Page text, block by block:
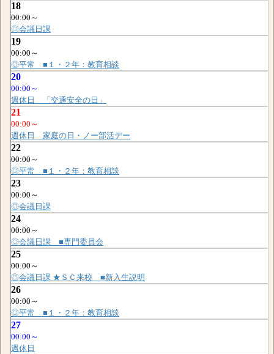
18
00:00～
◎会議日課
19
00:00～
◎平常 ■１・２年：教育相談
20
00:00～
週休日 「交通安全の日」
21
00:00～
週休日 家庭の日・ノー部活デー
22
00:00～
◎平常 ■１・２年：教育相談
23
00:00～
◎会議日課
24
00:00～
◎会議日課 ■専門委員会
25
00:00～
◎会議日課 ★ＳＣ来校 ■新入生説明
26
00:00～
◎平常 ■１・２年：教育相談
27
00:00～
週休日